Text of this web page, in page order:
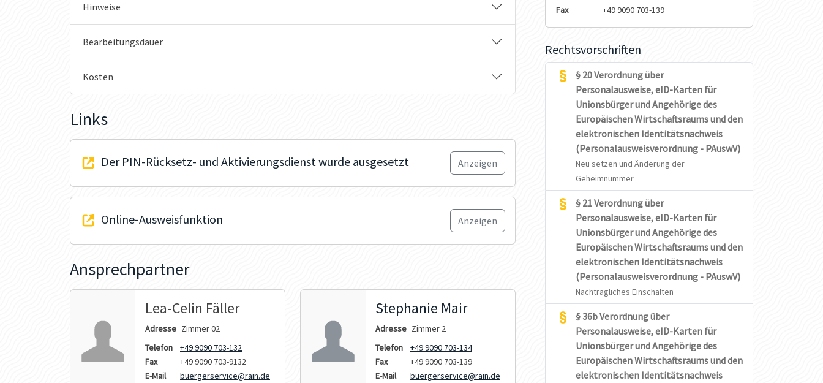
Hinweise
Bearbeitungsdauer
Kosten
Links
Der PIN-Rücksetz- und Aktivierungsdienst wurde ausgesetzt Anzeigen
Online-Ausweisfunktion Anzeigen
Ansprechpartner
Lea-Celin Fäller
Adresse Zimmer 02
Telefon
+49 9090 703-132
Fax
+49 9090 703-9132
E-Mail
buergerservice@rain.de
Stephanie Mair
Adresse Zimmer 2
Telefon
+49 9090 703-134
Fax
+49 9090 703-139
E-Mail
buergerservice@rain.de
Fax
+49 9090 703-139
Rechtsvorschriften
§ 20 Verordnung über
Personalausweise, eID-Karten für
Unionsbürger und Angehörige des
Europäischen Wirtschaftsraums und den
elektronischen Identitätsnachweis
(Personalausweisverordnung - PAuswV)
Neu setzen und Änderung der
Geheimnummer
§ 21 Verordnung über
Personalausweise, eID-Karten für
Unionsbürger und Angehörige des
Europäischen Wirtschaftsraums und den
elektronischen Identitätsnachweis
(Personalausweisverordnung - PAuswV)
Nachträgliches Einschalten
§ 36b Verordnung über
Personalausweise, eID-Karten für
Unionsbürger und Angehörige des
Europäischen Wirtschaftsraums und den
elektronischen Identitätsnachweis